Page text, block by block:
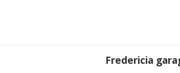
Fredericia